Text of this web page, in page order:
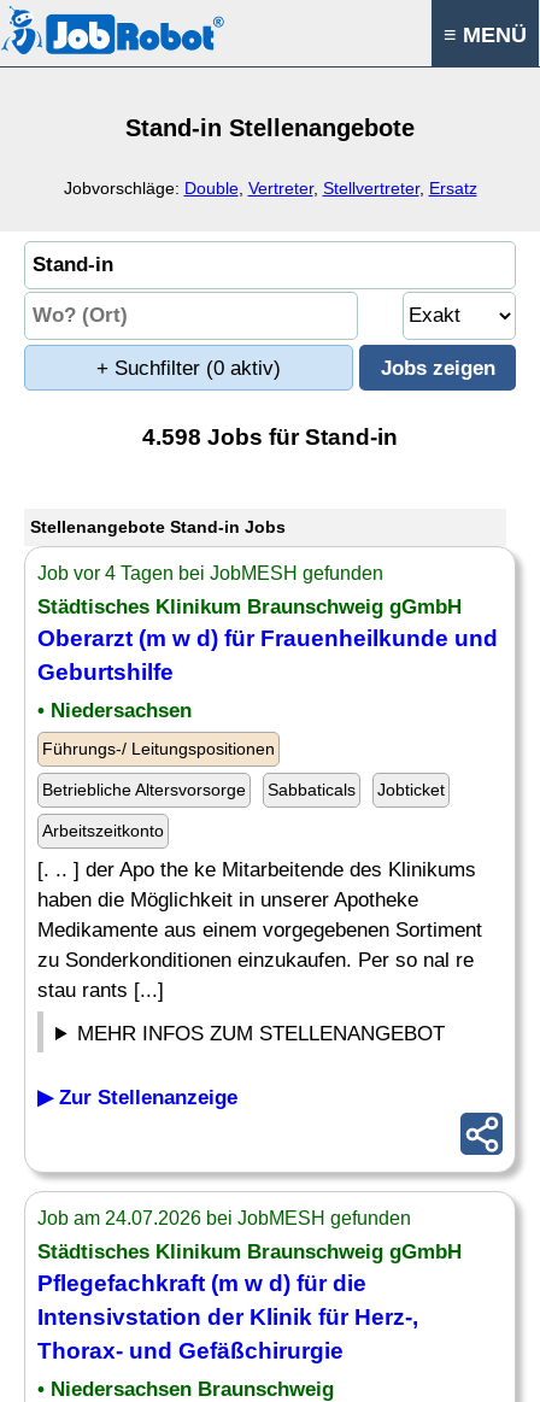
≡ MENÜ
Stand-in Stellenangebote
Jobvorschläge: Double, Vertreter, Stellvertreter, Ersatz
+ Suchfilter (0 aktiv)
4.598 Jobs für Stand-in
Stellenangebote Stand-in Jobs
Job vor 4 Tagen bei JobMESH gefunden
Städtisches Klinikum Braunschweig gGmbH
Oberarzt (m w d) für Frauenheilkunde und
Geburtshilfe
• Niedersachsen
Führungs-/ Leitungspositionen
Betriebliche Altersvorsorge Sabbaticals Jobticket
Arbeitszeitkonto
[. .. ] der Apo the ke Mitarbeitende des Klinikums
haben die Möglichkeit in unserer Apotheke
Medikamente aus einem vorgegebenen Sortiment
zu Sonderkonditionen einzukaufen. Per so nal re
stau rants [...]
MEHR INFOS ZUM STELLENANGEBOT
▶ Zur Stellenanzeige
Job am 24.07.2026 bei JobMESH gefunden
Städtisches Klinikum Braunschweig gGmbH
Pflegefachkraft (m w d) für die
Intensivstation der Klinik für Herz-,
Thorax- und Gefäßchirurgie
• Niedersachsen Braunschweig